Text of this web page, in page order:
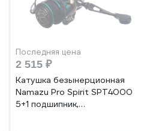
Последняя цена
2 515 ₽
Катушка безынерционная
Namazu Pro Spirit SPT4000
5+1 подшипник,